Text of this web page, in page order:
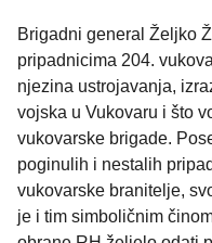
Brigadni general Željko
pripadnicima 204.
njezina ustrojavanja,
vojska u Vukovaru i što
vukovarske brigade.
poginulih i nestalih
vukovarske branitelje,
je i tim simboličnim